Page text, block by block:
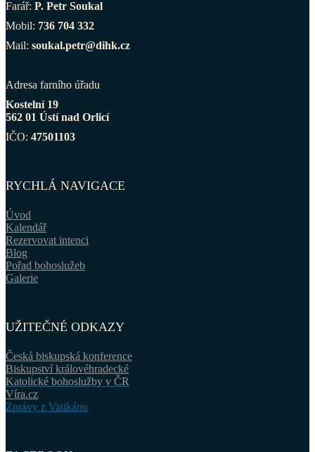
Farář: P. Petr Soukal
Mobil: 736 704 332
Mail: soukal.petr@dihk.cz
Adresa farního úřadu
Kostelní 19
562 01 Ústí nad Orlicí
IČO: 47501103
RYCHLÁ NAVIGACE
Úvod
Kalendář
Rezervovat intenci
Blog
Pořad bohoslužeb
Galerie
UŽITEČNÉ ODKAZY
Česká biskupská konference
Biskupství královéhradecké
Katolické bohoslužby v ČR
Víra.cz
Zprávy z Vatikánu